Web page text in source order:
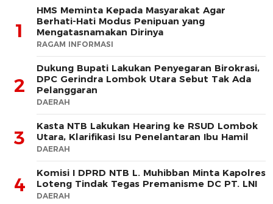
1
HMS Meminta Kepada Masyarakat Agar
Berhati-Hati Modus Penipuan yang
Mengatasnamakan Dirinya
RAGAM INFORMASI
2
Dukung Bupati Lakukan Penyegaran Birokrasi,
DPC Gerindra Lombok Utara Sebut Tak Ada
Pelanggaran
DAERAH
3
Kasta NTB Lakukan Hearing ke RSUD Lombok
Utara, Klarifikasi Isu Penelantaran Ibu Hamil
DAERAH
4
Komisi I DPRD NTB L. Muhibban Minta Kapolres
Loteng Tindak Tegas Premanisme DC PT. LNI
DAERAH